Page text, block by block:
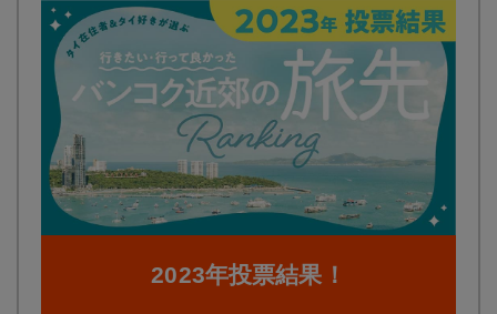
2023年投票結果！